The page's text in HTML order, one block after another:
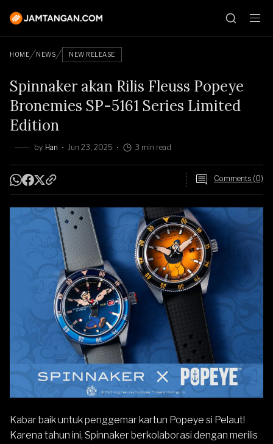
HOME NEWS NEW RELEASE
Spinnaker akan Rilis Fleuss Popeye
Bronemies SP-5161 Series Limited
Edition
by Han Jun 23, 2025 3 min read
Comments (0)
Kabar baik untuk penggemar kartun Popeye si Pelaut!
Karena tahun ini, Spinnaker berkolaborasi dengan merilis